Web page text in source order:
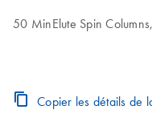
50 MinElute Spin
Copier les détails de